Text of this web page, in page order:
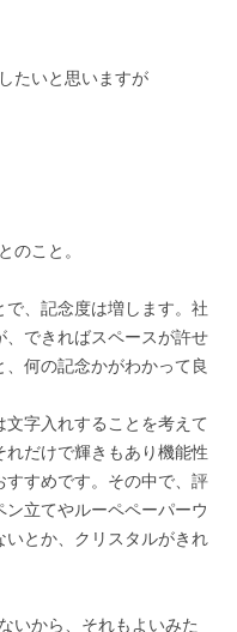
たいと思いますが
のこと。
、記念度は増します。社
できればスペースが許せ
何の記念かがわかって良
字入れすることを考えて
だけで輝きもあり機能性
すすめです。その中で、評
立てやルーペペーパーウ
いとか、クリスタルがきれ
いから、それもよいみた